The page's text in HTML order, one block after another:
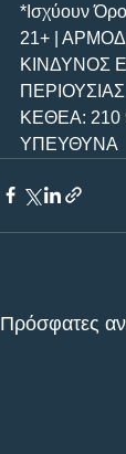
*Ισχύουν
21+ |
ΚΙΝΔΥΝΟΣ
ΚΕΘΕΑ: 210
ΥΠΕΥΘΥΝΑ
Πρόσφατες